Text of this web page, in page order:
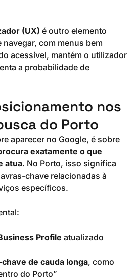
(UX) é outro elemento
com menus bem
acessível, mantém o utilizador
a probabilidade de
nos
do Porto
aparecer no Google, é sobre
exatamente o que
atua. No Porto, isso significa
chave relacionadas à
específicos.
Profile atualizado
de cauda longa, como
do Porto”